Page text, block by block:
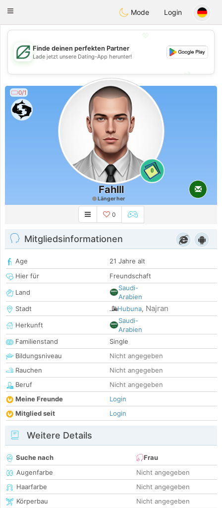
Dating
Toggle
Mode Login
💖
💕
💕
Finde deinen perfekten Partner
Lade jetzt unsere Dating-App herunter!
0/1
0
Fahlll
Länger her
0
Mitgliedsinformationen
Age
21 Jahre alt
Hier für
Freundschaft
Land
Saudi-
Arabien
Stadt
Hubuna, Najran
Herkunft
Saudi-
Arabien
Familienstand
Single
Bildungsniveau
Nicht angegeben
Rauchen
Nicht angegeben
Beruf
Nicht angegeben
Meine Freunde
Login
Mitglied seit
Login
Weitere Details
Suche nach
Frau
Augenfarbe
Nicht angegeben
Haarfarbe
Nicht angegeben
Körperbau
Nicht angegeben